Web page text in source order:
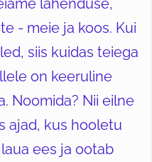
lahenduse,
- meie ja koos. Kui
siis kuidas teiega
on keeruline
Noomida? Nii eilne
ajad, kus hooletu
ees ja ootab